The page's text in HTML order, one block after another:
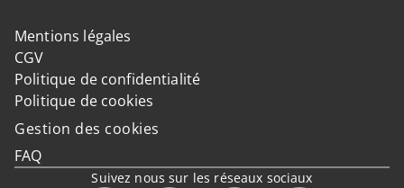
Mentions légales
CGV
Politique de confidentialité
Politique de cookies
Gestion des cookies
FAQ
Suivez nous sur les réseaux sociaux